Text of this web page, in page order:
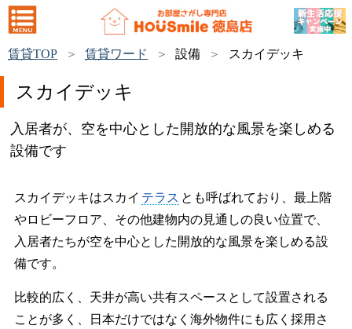
賃貸TOP 賃貸ワード 設備 スカイデッキ
スカイデッキ
入居者が、空を中心とした開放的な風景を楽しめる
設備です
スカイデッキはスカイ テラス とも呼ばれており、最上階
やロビーフロア、その他建物内の見通しの良い位置で、
入居者たちが空を中心とした開放的な風景を楽しめる設
備です。
比較的広く、天井が高い共有スペースとして設置される
ことが多く、日本だけではなく海外物件にも広く採用さ